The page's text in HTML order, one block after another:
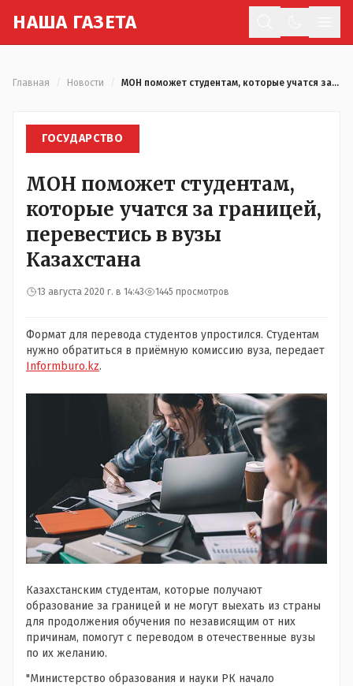
НАША ГАЗЕТА
Главная Новости МОН поможет студентам, которые учатся за границей, перевестись в вузы Казахстана
ГОСУДАРСТВО
МОН поможет студентам,
которые учатся за границей,
перевестись в вузы
Казахстана
13 августа 2020 г. в 14:43 1445 просмотров
Формат для перевода студентов упростился. Студентам
нужно обратиться в приёмную комиссию вуза, передает
Informburo.kz.
Казахстанским студентам, которые получают
образование за границей и не могут выехать из страны
для продолжения обучения по независящим от них
причинам, помогут с переводом в отечественные вузы
по их желанию.
"Министерство образования и науки РК начало